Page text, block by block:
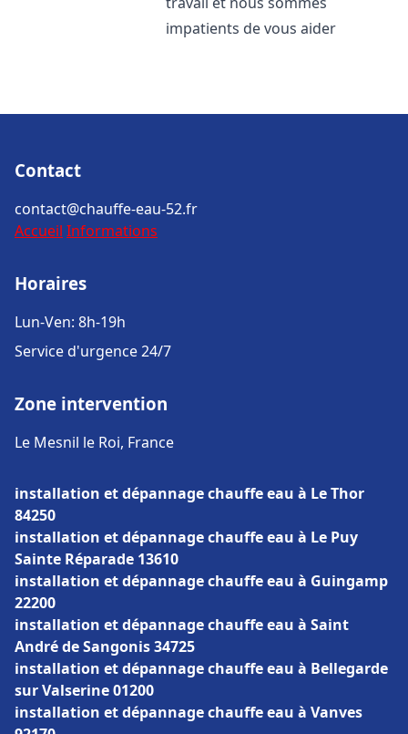
impatients de vous aider
Contact
contact@chauffe-eau-52.fr
Accueil Informations
Horaires
Lun-Ven: 8h-19h
Service d'urgence 24/7
Zone intervention
Le Mesnil le Roi, France
installation et dépannage chauffe eau à Le Thor
84250
installation et dépannage chauffe eau à Le Puy
Sainte Réparade 13610
installation et dépannage chauffe eau à Guingamp
22200
installation et dépannage chauffe eau à Saint
André de Sangonis 34725
installation et dépannage chauffe eau à Bellegarde
sur Valserine 01200
installation et dépannage chauffe eau à Vanves